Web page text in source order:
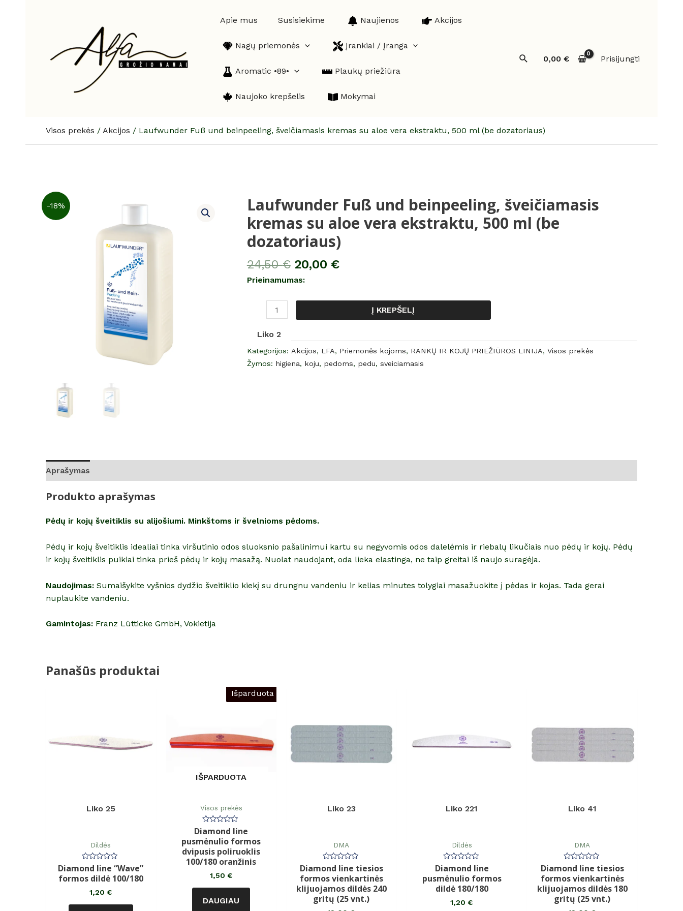
Apie mus Susisiekime Naujienos Akcijos
Nagų priemonės Įrankiai / Įranga
Aromatic •89• Plaukų priežiūra
Naujoko krepšelis Mokymai
Paieška0,00 € Prisijungti
Visos prekės / Akcijos / Laufwunder Fuß und beinpeeling, šveičiamasis kremas su aloe vera ekstraktu, 500 ml (be dozatoriaus)
-18%
Laufwunder Fuß und beinpeeling, šveičiamasis
kremas su aloe vera ekstraktu, 500 ml (be
dozatoriaus)
24,50€ 20,00 €
Prieinamumas:
produkto
Laufwunder
Fuß
beinpeeling,
šveičiamasis
500
ml
Į KREPŠELĮ
Liko 2
Kategorijos: Akcijos, LFA, Priemonės kojoms, RANKŲ IR KOJŲ PRIEŽIŪROS LINIJA, Visos prekės
Žymos: higiena, koju, pedoms, pedu, sveiciamasis
Aprašymas
Produkto aprašymas
Pėdų ir kojų šveitiklis su alijošiumi. Minkštoms ir švelnioms pėdoms.
Pėdų ir kojų šveitiklis idealiai tinka viršutinio odos sluoksnio pašalinimui kartu su negyvomis odos dalelėmis ir riebalų likučiais nuo pėdų ir kojų. Pėdų
ir kojų šveitiklis puikiai tinka prieš pėdų ir kojų masažą. Nuolat naudojant, oda lieka elastinga, ne taip greitai iš naujo suragėja.
Naudojimas: Sumaišykite vyšnios dydžio šveitiklio kiekį su drungnu vandeniu ir kelias minutes tolygiai masažuokite į pėdas ir kojas. Tada gerai
nuplaukite vandeniu.
Gamintojas: Franz Lütticke GmbH, Vokietija
Panašūs produktai
Liko 25
Dildės
Įvertinimas:
0
iš
Diamond line “Wave”
formos dildė 100/180
1,20 €
Išparduota
IŠPARDUOTA
Visos prekės
Įvertinimas:
0
iš
5
Diamond line
pusmėnulio formos
dvipusis poliruoklis
100/180 oranžinis
1,50 €
DAUGIAU
Liko 23
DMA
Įvertinimas:
0
iš
5
Diamond line tiesios
formos vienkartinės
klijuojamos dildės 240
gritų (25 vnt.)
Liko 221
Dildės
Įvertinimas:
0
iš
5
Diamond line
pusmėnulio formos
dildė 180/180
1,20€
Liko 41
DMA
Įvertinimas:
0
iš
5
Diamond line tiesios
formos vienkartinės
klijuojamos dildės 180
gritų (25 vnt.)